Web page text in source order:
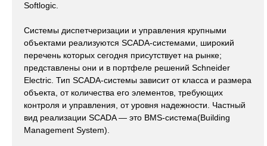
Softlogic.
Системы диспетчеризации и управления крупными
объектами реализуются SCADA-системами, широкий
перечень которых сегодня присутствует на рынке;
представлены они и в портфеле решений Schneider
Electric. Тип SCADA-системы зависит от класса и размера
объекта, от количества его элементов, требующих
контроля и управления, от уровня надежности. Частный
вид реализации SCADA — это BMS-система(Building
Management System).